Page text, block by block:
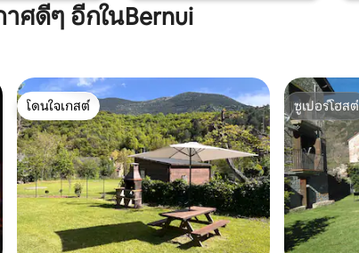
ศดีๆ อีกในBernui
โดนใจเกสต์
โดนใจเกสต์
ซูเปอร์โฮสต์
ซูเปอร์โฮสต์